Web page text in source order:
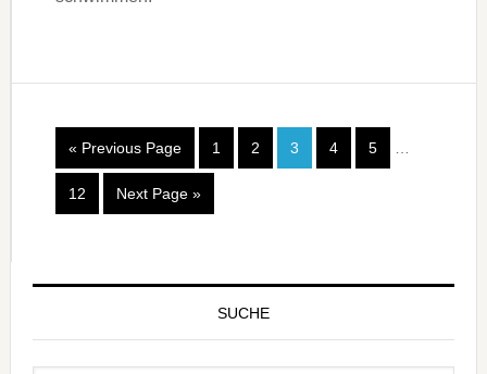
« Previous Page 1 2 3 4 5
12 Next Page »
SUCHE